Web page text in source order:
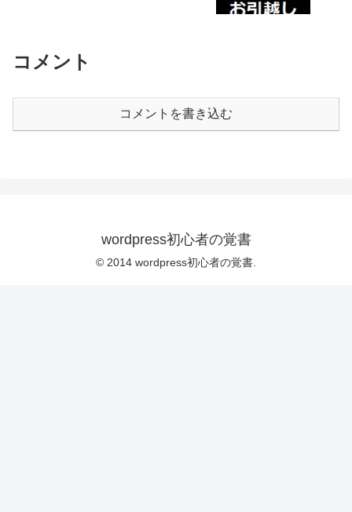
コメント
コメントを書き込む
wordpress初心者の覚書
© 2014 wordpress初心者の覚書.